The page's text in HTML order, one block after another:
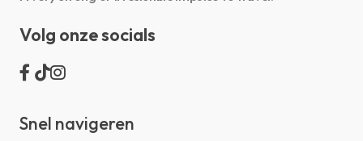
Volg onze socials
Snel navigeren